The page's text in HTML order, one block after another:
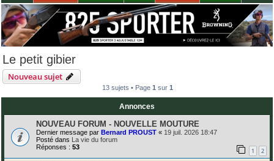
Le petit gibier
Nouveau sujet
13 sujets • Page 1 sur 1
Annonces
NOUVEAU FORUM - NOUVELLE MOUTURE
Dernier message par Bernard PROUST « 19 juil. 2026 18:47
Posté dans La vie du forum
Réponses : 53 1 2